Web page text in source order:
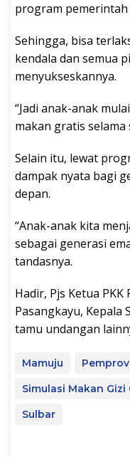
program pemerintah
Sehingga, bisa
kendala dan semua
menyukseskannya.
“Jadi anak-anak
makan gratis
Selain itu, lewat
dampak nyata bagi
depan.
“Anak-anak kita
sebagai generasi
tandasnya.
Hadir, Pjs Ketua PKK
Pasangkayu, Kepala
tamu undangan
Mamuju
Simulasi Makan Gizi
Sulbar